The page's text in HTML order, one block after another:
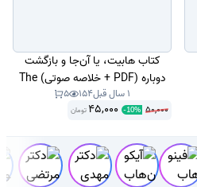
کتاب هابیت، یا آن‌جا و بازگشت
دوباره (PDF + خلاصه صوتی) The
Hobbit
1 سال قبل 154
5
50,000
-10%
45,000 تومان